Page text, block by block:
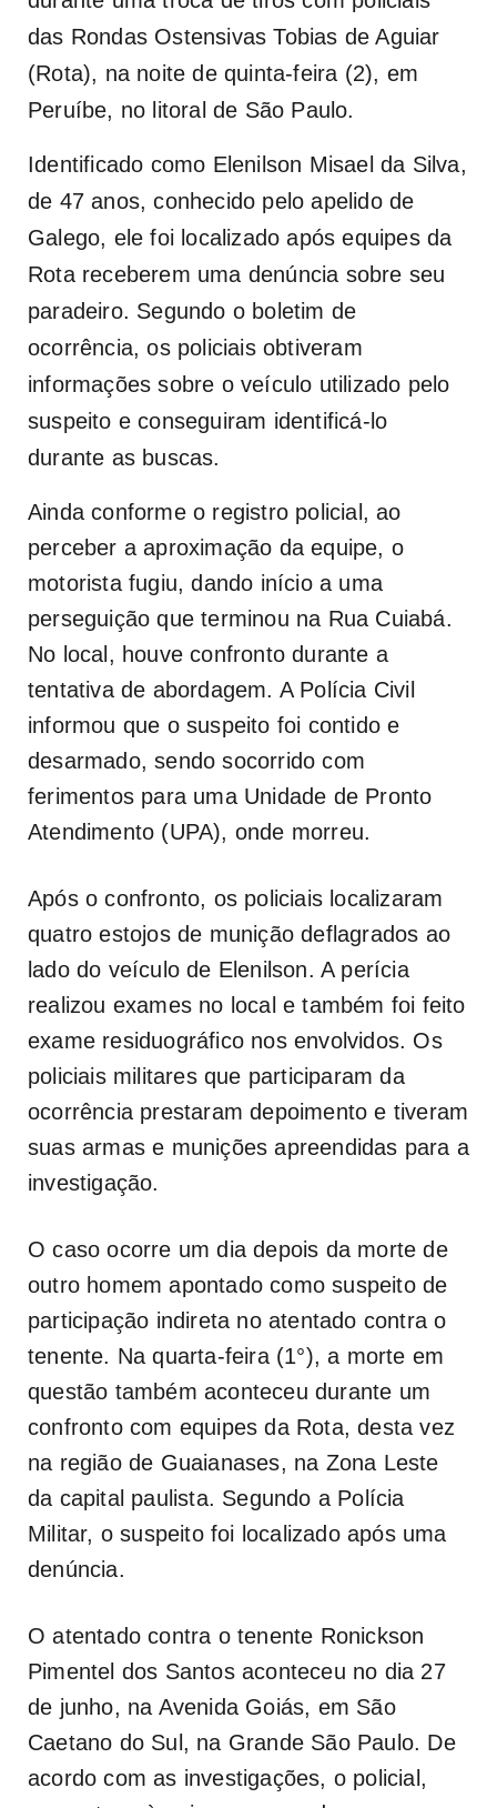
das Rondas Ostensivas Tobias de Aguiar
(Rota), na noite de quinta-feira (2), em
Peruíbe, no litoral de São Paulo.
Identificado como Elenilson Misael da Silva,
de 47 anos, conhecido pelo apelido de
Galego, ele foi localizado após equipes da
Rota receberem uma denúncia sobre seu
paradeiro. Segundo o boletim de
ocorrência, os policiais obtiveram
informações sobre o veículo utilizado pelo
suspeito e conseguiram identificá-lo
durante as buscas.
Ainda conforme o registro policial, ao
perceber a aproximação da equipe, o
motorista fugiu, dando início a uma
perseguição que terminou na Rua Cuiabá.
No local, houve confronto durante a
tentativa de abordagem. A Polícia Civil
informou que o suspeito foi contido e
desarmado, sendo socorrido com
ferimentos para uma Unidade de Pronto
Atendimento (UPA), onde morreu.
Após o confronto, os policiais localizaram
quatro estojos de munição deflagrados ao
lado do veículo de Elenilson. A perícia
realizou exames no local e também foi feito
exame residuográfico nos envolvidos. Os
policiais militares que participaram da
ocorrência prestaram depoimento e tiveram
suas armas e munições apreendidas para a
investigação.
O caso ocorre um dia depois da morte de
outro homem apontado como suspeito de
participação indireta no atentado contra o
tenente. Na quarta-feira (1°), a morte em
questão também aconteceu durante um
confronto com equipes da Rota, desta vez
na região de Guaianases, na Zona Leste
da capital paulista. Segundo a Polícia
Militar, o suspeito foi localizado após uma
denúncia.
O atentado contra o tenente Ronickson
Pimentel dos Santos aconteceu no dia 27
de junho, na Avenida Goiás, em São
Caetano do Sul, na Grande São Paulo. De
acordo com as investigações, o policial,